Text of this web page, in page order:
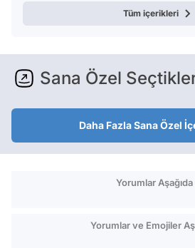
Tüm içerikleri
Sana Özel
Daha Fazla Sana Özel
Yorumlar Aşağıda
Yorumlar ve Emojiler